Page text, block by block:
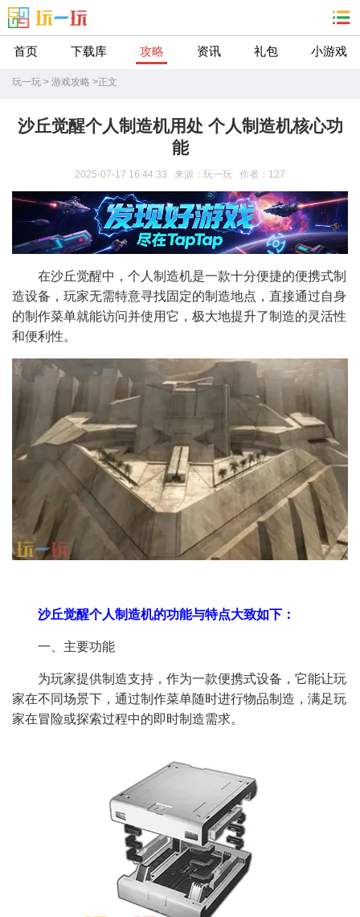
首页 下载库 攻略 资讯 礼包 小游戏
玩一玩 > 游戏攻略 >正文
沙丘觉醒个人制造机用处 个人制造机核心功
能​
2025-07-17 16:44:33 来源：玩一玩 作者：127
在沙丘觉醒中，个人制造机是一款十分便捷的便携式制
造设备，玩家无需特意寻找固定的制造地点，直接通过自身
的制作菜单就能访问并使用它，极大地提升了制造的灵活性
和便利性。
沙丘觉醒个人制造机的功能与特点大致如下：​
一、主要功能
为玩家提供制造支持，作为一款便携式设备，它能让玩
家在不同场景下，通过制作菜单随时进行物品制造，满足玩
家在冒险或探索过程中的即时制造需求。​